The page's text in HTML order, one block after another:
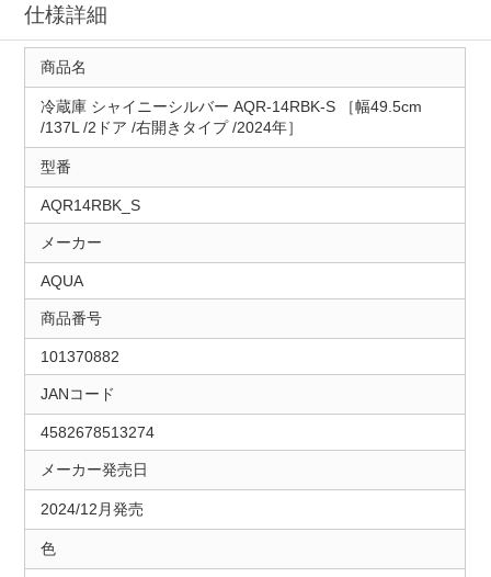
仕様詳細
商品名
冷蔵庫 シャイニーシルバー AQR-14RBK-S ［幅49.5cm
/137L /2ドア /右開きタイプ /2024年］
型番
AQR14RBK_S
メーカー
AQUA
商品番号
101370882
JANコード
4582678513274
メーカー発売日
2024/12月発売
色